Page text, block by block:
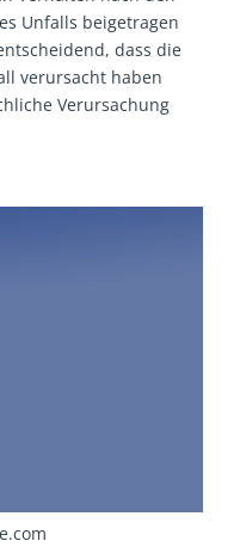
Unfalls beigetragen
dass die
verursacht haben
Verursachung